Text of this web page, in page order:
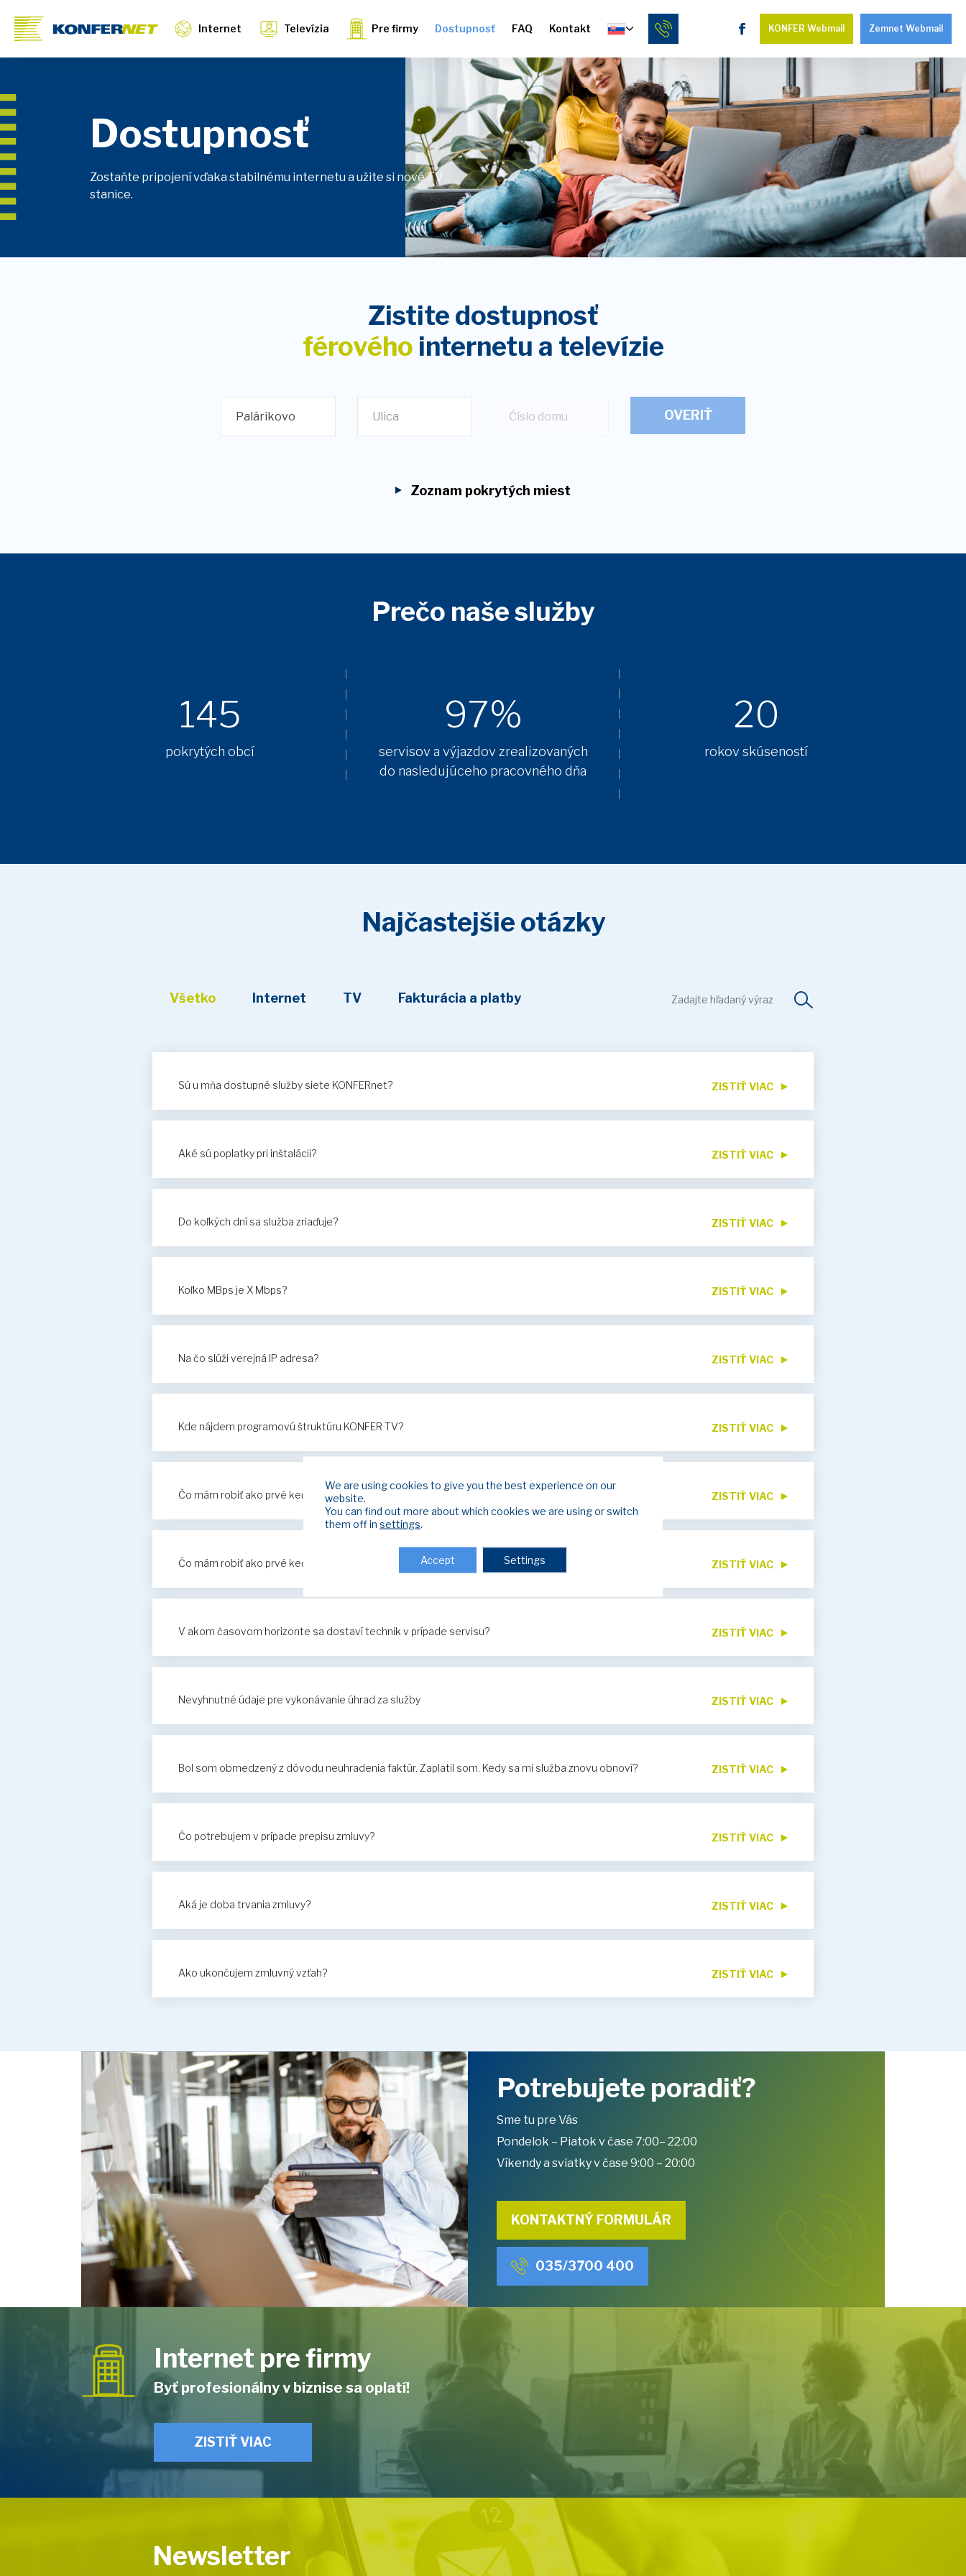
Internet Televízia Pre firmy Dostupnosť FAQ Kontakt KONFER Webmail Zemnet Webmail
Dostupnosť
Zostaňte pripojení vďaka stabilnému internetu a užite si nové TV
stanice.
Zistite dostupnosť
férového internetu a televízie
Palárikovo Ulica OVERIŤ
Zoznam pokrytých miest
Prečo naše služby
145
pokrytých obcí
97%
servisov a výjazdov zrealizovaných
do nasledujúceho pracovného dňa
20
rokov skúseností
Najčastejšie otázky
Všetko Internet TV Fakturácia a platby
Sú u mňa dostupné služby siete KONFERnet? ZISTIŤ VIAC
Aké sú poplatky pri inštalácii? ZISTIŤ VIAC
Do koľkých dní sa služba zriaďuje? ZISTIŤ VIAC
Koľko MBps je X Mbps? ZISTIŤ VIAC
Na čo slúži verejná IP adresa? ZISTIŤ VIAC
Kde nájdem programovú štruktúru KONFER TV? ZISTIŤ VIAC
Čo mám robiť ako prvé keď mi nefunguje internet? ZISTIŤ VIAC
Čo mám robiť ako prvé keď mi nefunguje televízia? ZISTIŤ VIAC
V akom časovom horizonte sa dostaví technik v prípade servisu? ZISTIŤ VIAC
Nevyhnutné údaje pre vykonávanie úhrad za služby ZISTIŤ VIAC
Bol som obmedzený z dôvodu neuhradenia faktúr. Zaplatil som. Kedy sa mi služba znovu obnoví? ZISTIŤ VIAC
Čo potrebujem v prípade prepisu zmluvy? ZISTIŤ VIAC
Aká je doba trvania zmluvy? ZISTIŤ VIAC
Ako ukončujem zmluvný vzťah? ZISTIŤ VIAC
Potrebujete poradiť?
Sme tu pre Vás
Pondelok – Piatok v čase 7:00– 22:00
Víkendy a sviatky v čase 9:00 – 20:00
KONTAKTNÝ FORMULÁR
035/3700 400
Internet pre firmy
Byť profesionálny v biznise sa oplatí!
ZISTIŤ VIAC
Newsletter
We are using cookies to give you the best experience on our
website.
You can find out more about which cookies we are using or switch
them off in settings
Accept Settings